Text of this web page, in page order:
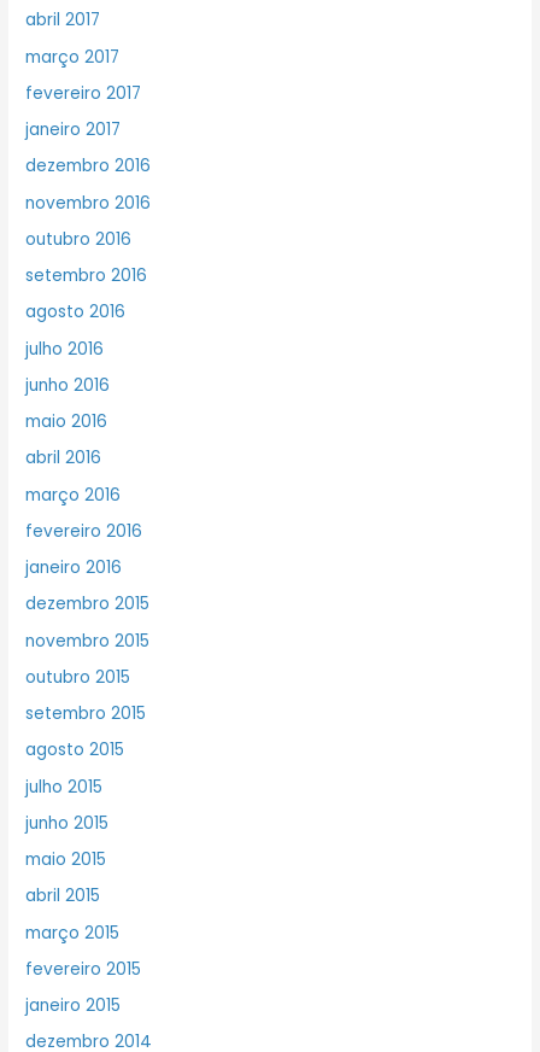
abril 2017
março 2017
fevereiro 2017
janeiro 2017
dezembro 2016
novembro 2016
outubro 2016
setembro 2016
agosto 2016
julho 2016
junho 2016
maio 2016
abril 2016
março 2016
fevereiro 2016
janeiro 2016
dezembro 2015
novembro 2015
outubro 2015
setembro 2015
agosto 2015
julho 2015
junho 2015
maio 2015
abril 2015
março 2015
fevereiro 2015
janeiro 2015
dezembro 2014